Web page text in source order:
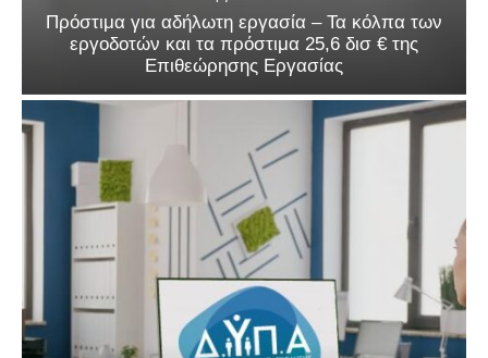
Πρόστιμα για αδήλωτη εργασία – Τα κόλπα των
εργοδοτών και τα πρόστιμα 25,6 δισ € της
Επιθεώρησης Εργασίας